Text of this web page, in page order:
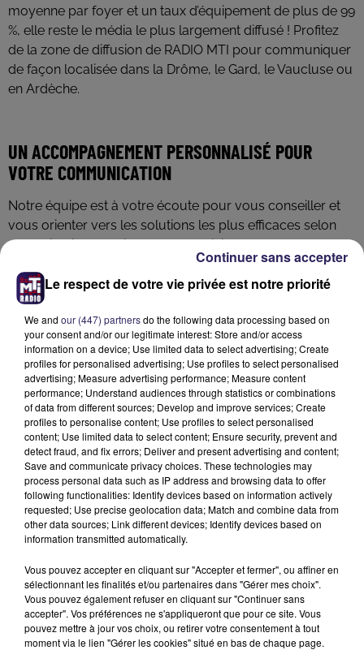
moyenne par foyer et un taux d’équipement de plus de 99
%, elle reste le média le plus largement diffusé ! Profitez
de la zone de diffusion de RADIO MTI pour communiquer
de façon localisée dans la Drôme, le Gard, le Vaucluse ou
en Ardèche.
UN ACCOMPAGNEMENT PERSONNALISÉ POUR
VOTRE COMMUNICATION
Notre équipe est à votre écoute pour vous conseiller et
vous orienter vers les solutions les plus efficaces selon
vos objectifs, vos cibles, votre activité et votre budget.
Que vous optiez pour une campagne 100 % radio ou un
dispositif multicanal, nous gérons l’ensemble du projet.
Grâce à notre studio de production intégré, votre
campagne est livrée clé en main !
QUEL BUDGET PRÉVOIR POUR UNE CAMPAGNE
RADIO ?
Le coût d’une campagne radio varie en fonction de
plusieurs critères : durée du message, fréquence de
diffusion, zone de couverture et créneau horaire. Pour
une estimation précise, contactez-nous : nous vous
proposerons un devis sur mesure, en phase avec vos
besoins de communication.
CONTACTEZ-NOUS
NOM Prénom*
Le respect de votre vie privée est notre priorité
We and our (447) partnersdo the following data processing based on
your consent and/or our legitimate interest: Store and/or access
information on a device; Use limited data to select advertising; Create
profiles for personalised advertising; Use profiles to select personalised
advertising; Measure advertising performance; Measure content
performance; Understand audiences through statistics or combinations
of data from different sources; Develop and improve services; Create
profiles to personalise content; Use profiles to select personalised
content; Use limited data to select content; Ensure security, prevent and
detect fraud, and fix errors; Deliver and present advertising and content;
Save and communicate privacy choices. These technologies may
process personal data such as IP address and browsing data to offer
following functionalities: Identify devices based on information actively
requested; Use precise geolocation data; Match and combine data from
other data sources; Link different devices; Identify devices based on
information transmitted automatically.
Vous pouvez accepter en cliquant sur "Accepter et fermer", ou affiner en
sélectionnant les finalités et/ou partenaires dans "Gérer mes choix".
Vous pouvez également refuser en cliquant sur "Continuer sans
accepter". Vos préférences ne s'appliqueront que pour ce site. Vous
pouvez mettre à jour vos choix, ou retirer votre consentement à tout
moment via le lien "Gérer les cookies" situé en bas de chaque page.
Continuer sans accepter